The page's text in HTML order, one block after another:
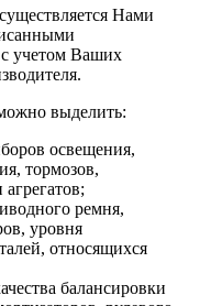
Нами
с учетом Ваших
выделить:
освещения,
тормозов,
ремня,
уровня
относящихся
балансировки